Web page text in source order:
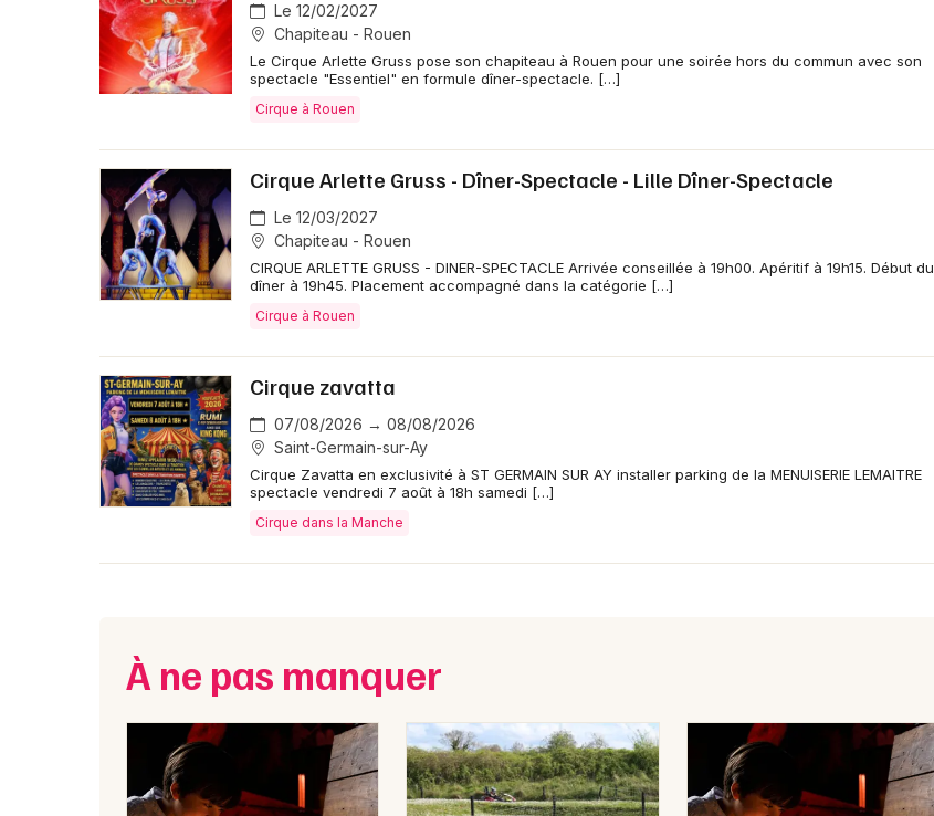
Le 12/02/2027
Chapiteau - Rouen
Le Cirque Arlette Gruss pose son chapiteau à Rouen pour une soirée hors du commun avec son
spectacle "Essentiel" en formule dîner-spectacle. […]
Cirque à Rouen
Cirque Arlette Gruss - Dîner-Spectacle - Lille Dîner-Spectacle
Le 12/03/2027
Chapiteau - Rouen
CIRQUE ARLETTE GRUSS - DINER-SPECTACLE Arrivée conseillée à 19h00. Apéritif à 19h15. Début du
dîner à 19h45. Placement accompagné dans la catégorie […]
Cirque à Rouen
Cirque zavatta
07/08/2026 → 08/08/2026
Saint-Germain-sur-Ay
Cirque Zavatta en exclusivité à ST GERMAIN SUR AY installer parking de la MENUISERIE LEMAITRE
spectacle vendredi 7 août à 18h samedi […]
Cirque dans la Manche
À ne pas manquer